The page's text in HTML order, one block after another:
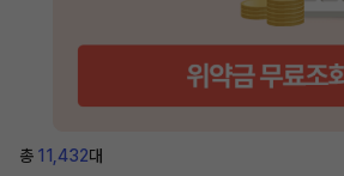
총 11,432대